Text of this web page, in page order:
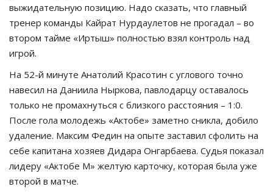
выжидательную позицию. Надо сказать, что главный
тренер команды Кайрат Нурдаулетов не прогадал – во
втором тайме «Иртыш» полностью взял контроль над
игрой.
На 52-й минуте Анатолий Красотин с углового точно
навесил на Даниила Ныркова, павлодарцу оставалось
только не промахнуться с близкого расстояния – 1:0.
После гола молодежь «Актобе» заметно сникла, добило
удаление. Максим Федин на опыте заставил сфолить на
себе капитана хозяев Дидара Онгарбаева. Судья показал
лидеру «Актобе М» желтую карточку, которая была уже
второй в матче.